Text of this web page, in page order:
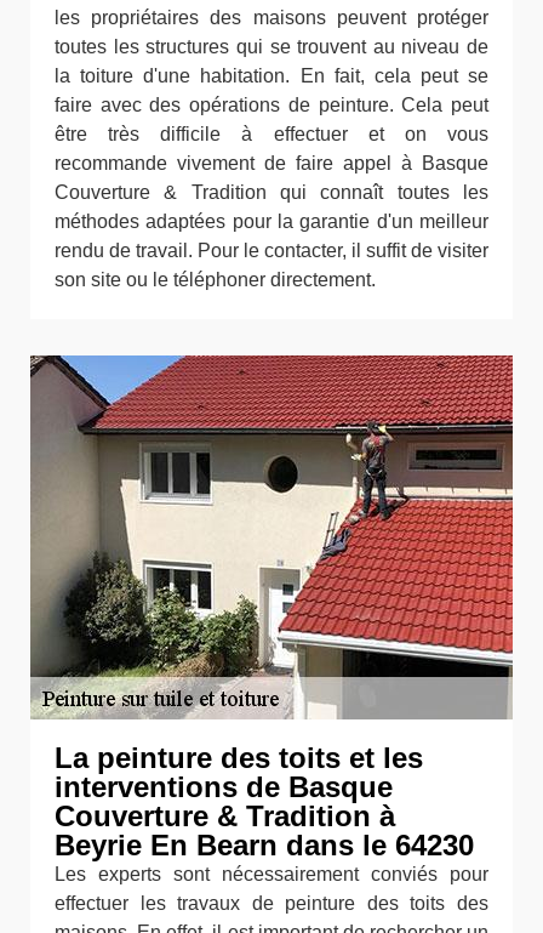
les propriétaires des maisons peuvent protéger
toutes les structures qui se trouvent au niveau de
la toiture d'une habitation. En fait, cela peut se
faire avec des opérations de peinture. Cela peut
être très difficile à effectuer et on vous
recommande vivement de faire appel à Basque
Couverture & Tradition qui connaît toutes les
méthodes adaptées pour la garantie d'un meilleur
rendu de travail. Pour le contacter, il suffit de visiter
son site ou le téléphoner directement.
La peinture des toits et les
interventions de Basque
Couverture & Tradition à
Beyrie En Bearn dans le 64230
Les experts sont nécessairement conviés pour
effectuer les travaux de peinture des toits des